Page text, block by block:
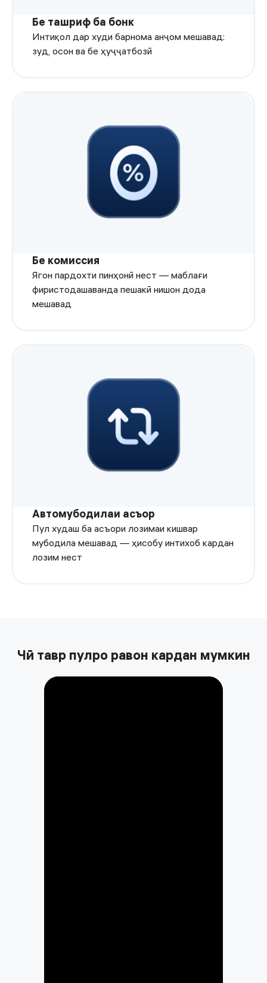
Бе ташриф ба бонк
Интиқол дар худи барнома анҷом мешавад:
зуд, осон ва бе ҳуҷҷатбозӣ
Бе комиссия
Ягон пардохти пинҳонӣ нест — маблағи
фиристодашаванда пешакӣ нишон дода
мешавад
Автомубодилаи асъор
Пул худаш ба асъори лозимаи кишвар
мубодила мешавад — ҳисобу интихоб кардан
лозим нест
Чӣ тавр пулро равон кардан мумкин